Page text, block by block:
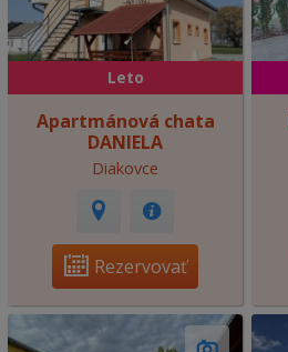
Leto
Apartmánová chata
DANIELA
Diakovce
Rezervovať